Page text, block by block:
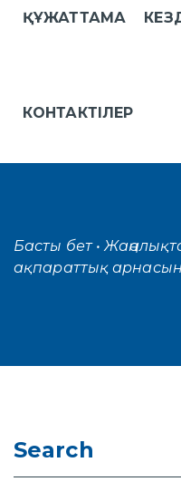
ҚҰЖАТТАМА
КОНТАКТІЛЕР
Басты бет •
ақпараттық
Search